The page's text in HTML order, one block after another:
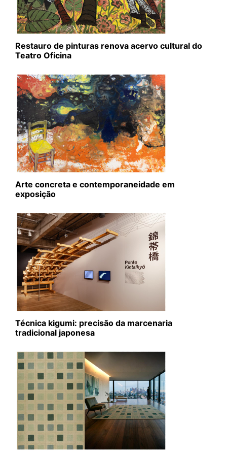
Restauro de pinturas renova acervo cultural do
Teatro Oficina
Arte concreta e contemporaneidade em
exposição
Técnica kigumi: precisão da marcenaria
tradicional japonesa